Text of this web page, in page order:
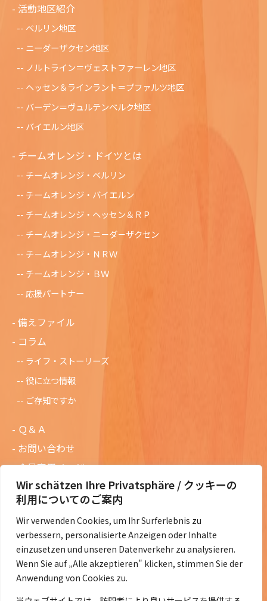
Wir schätzen Ihre Privatsphäre / クッキーの
利用についてのご案内
Wir verwenden Cookies, um Ihr Surferlebnis zu
verbessern, personalisierte Anzeigen oder Inhalte
einzusetzen und unseren Datenverkehr zu analysieren.
Wenn Sie auf „Alle akzeptieren" klicken, stimmen Sie der
Anwendung von Cookies zu.
活動地区紹介
ベルリン地区
ニーダーザクセン地区
ノルトライン＝ヴェストファーレン地区
ヘッセン＆ラインラント＝プファルツ地区
バーデン＝ヴュルテンベルク地区
バイエルン地区
チームオレンジ・ドイツとは
チームオレンジ・ベルリン
チームオレンジ・バイエルン
チームオレンジ・ヘッセン＆ＲＰ
チームオレンジ・ニ－ダ－ザクセン
チ－ムオレンジ・ＮＲＷ
チームオレンジ・ＢＷ
応援パートナー
備えファイル
コラム
ライフ・ストーリーズ
役に立つ情報
ご存知ですか
Ｑ＆Ａ
お問い合わせ
会員専用ページ
ニュースレターバックナンバー
過去の講演資料
総会議事録
定款・会費規定など
コラムの紹介
コラム一覧